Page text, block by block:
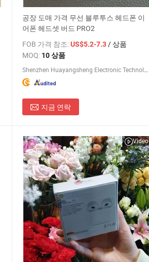
공장 도매 가격 무선 블루투스 헤드폰 이
어폰 헤드셋 버드 PRO2
FOB 가격 참조:US$5.2-7.3/ 상품
MOQ: 10 상품
지금 연락
Video